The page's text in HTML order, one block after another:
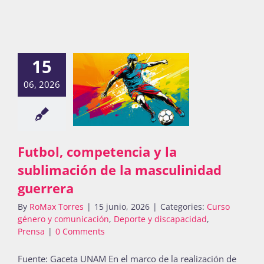
15
06, 2026
Futbol, competencia y la
sublimación de la masculinidad
guerrera
By RoMax Torres | 15 junio, 2026 | Categories: Curso
género y comunicación, Deporte y discapacidad,
Prensa | 0 Comments
Fuente: Gaceta UNAM En el marco de la realización de